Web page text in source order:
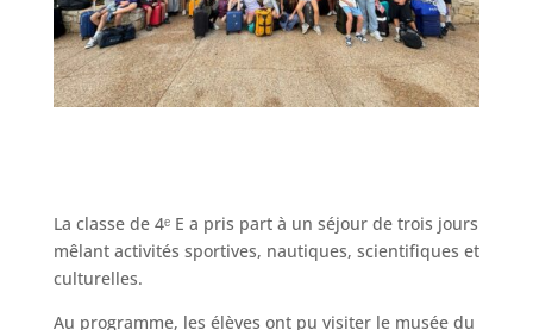
La classe de 4ᵉ E a pris part à un séjour de trois jours
mêlant activités sportives, nautiques, scientifiques et
culturelles.
Au programme, les élèves ont pu visiter le musée du